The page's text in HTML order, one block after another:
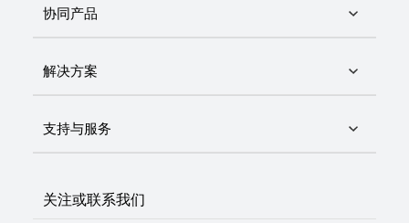
协同产品
解决方案
支持与服务
关注或联系我们